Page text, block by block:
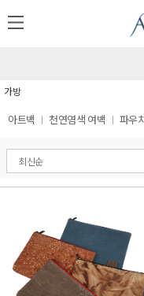
가방
아트백 천연염색 여백 파우